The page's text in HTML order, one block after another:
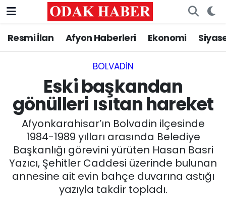
Resmi İlan Afyon Haberleri Ekonomi
BOLVADIN
Eski başkandan
gönülleri ısıtan hareket
Afyonkarahisar’ın Bolvadin ilçesinde
1984-1989 yılları arasında Belediye
Başkanlığı görevini yürüten Hasan Basri
Yazıcı, Şehitler Caddesi üzerinde bulunan
annesine ait evin bahçe duvarına astığı
yazıyla takdir topladı.
AFYONKARAHİSAR HABERLERİ
ASAYİŞ
SİYASET
EĞİTİM
MAGAZİN
Nöbetçi Eczaneler
Trafik Durumu
Tüm Manşetler
Son Dakika Haberleri
Haber Arşivi